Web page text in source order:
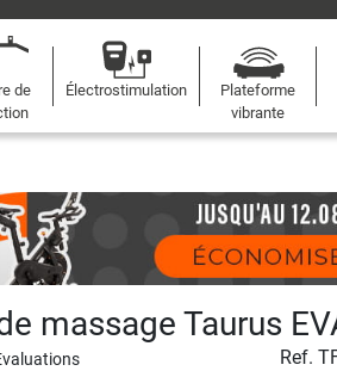
de
Électrostimulation
Plateforme
vibrante
massage Taurus
Ref.